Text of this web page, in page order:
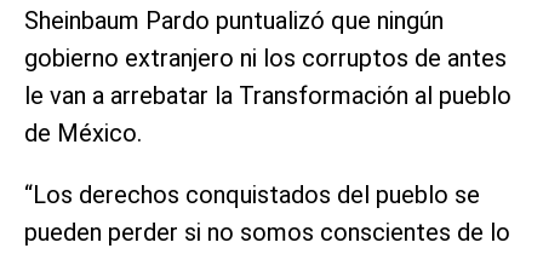
Sheinbaum Pardo puntualizó que ningún
gobierno extranjero ni los corruptos de antes
le van a arrebatar la Transformación al pueblo
de México.
“Los derechos conquistados del pueblo se
pueden perder si no somos conscientes de lo